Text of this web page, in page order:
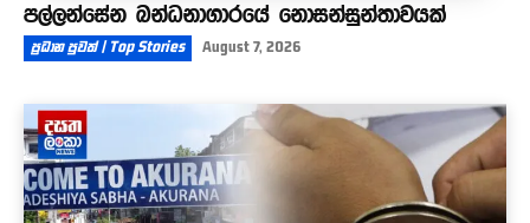
පල්ලන්සේන බන්ධනාගාරයේ නොසන්සුන්තාවයක්
ප්‍රධාන පුවත් | Top Stories August 7, 2026